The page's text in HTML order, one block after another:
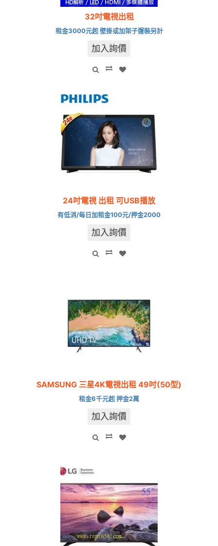
32吋電視出租
租金3000元起 壁掛或加架子運裝另計
加入詢價
24吋電視 出租 可USB播放
有低消/每日加租金100元/押金2000
加入詢價
SAMSUNG 三星4K電視出租 49吋(50型)
租金6千元起 押金2萬
加入詢價